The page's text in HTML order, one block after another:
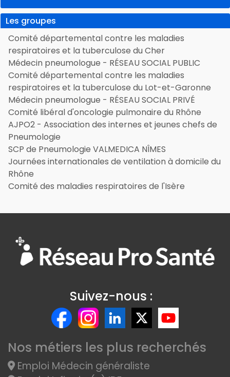
Les groupes
Comité départemental contre les maladies
respiratoires et la tuberculose du Cher
Médecin pneumologue - RÉSEAU SOCIAL PUBLIC
Comité départemental contre les maladies
respiratoires et la tuberculose du Lot-et-Garonne
Médecin pneumologue - RÉSEAU SOCIAL PRIVÉ
Comité libéral d'oncologie pulmonaire du Rhône
AJPO2 - Association des internes et jeunes chefs de
Pneumologie
SCP de Pneumologie VALMEDICA NÎMES
Journées internationales de ventilation à domicile du
Rhône
Comité des maladies respiratoires de l'Isère
Suivez-nous :
Nos métiers les plus recherchés
Emploi Médecin généraliste